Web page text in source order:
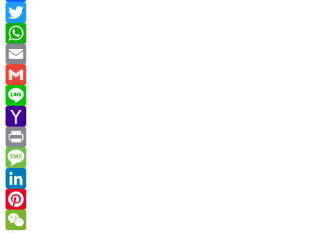
Facebook
Twitter
WhatsApp
Email
Gmail
Line
Yahoo
Mail
Print
Message
LinkedIn
Pinterest